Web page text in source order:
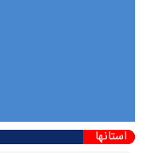
استانها